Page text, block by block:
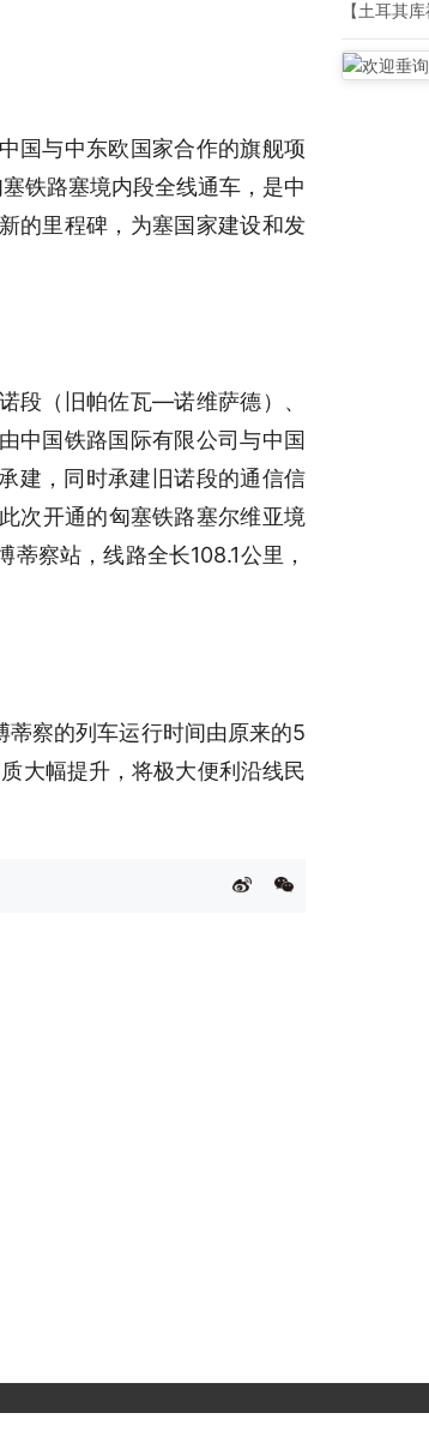
国与中东欧国家合作的旗舰项
铁路塞境内段全线通车，是中
的里程碑，为塞国家建设和发
段（旧帕佐瓦—诺维萨德）、
中国铁路国际有限公司与中国
建，同时承建旧诺段的通信信
次开通的匈塞铁路塞尔维亚境
察站，线路全长108.1公里，
察的列车运行时间由原来的5
大幅提升，将极大便利沿线民
【土耳其